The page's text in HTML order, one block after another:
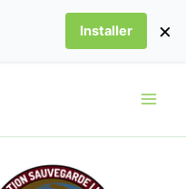
Installer ×